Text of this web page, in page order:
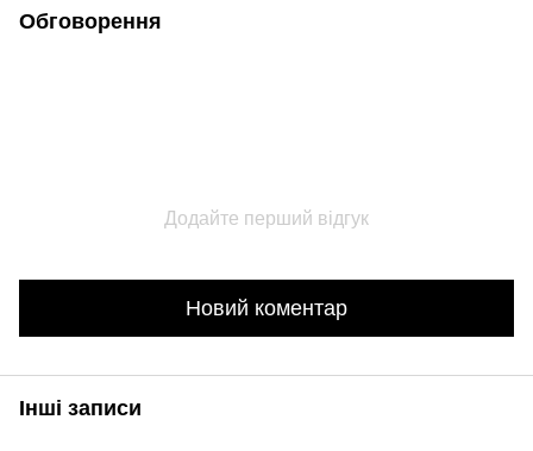
Обговорення
Додайте перший відгук
Новий коментар
Інші записи